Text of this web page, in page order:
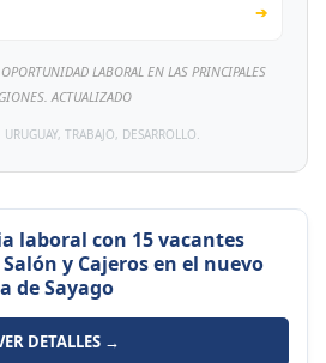
➔
LABORAL EN LAS PRINCIPALES
ACTUALIZADO
TRABAJO, DESARROLLO.
laboral con 15 vacantes
y Cajeros en el nuevo
de Sayago
DETALLES →